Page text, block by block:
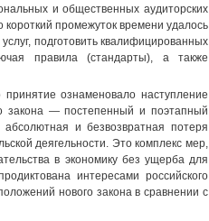
и общественных аудиторских
промежуток времени удалось
подготовить квалифицированных
правила (стандарты), а также
ознаменовало наступление
закона — постепенный и поэтапный
и безвозвратная потеря
деягельности. Это комплекс мер,
в экономику без ущерба для
интересами российского
нового закона в сравнении с